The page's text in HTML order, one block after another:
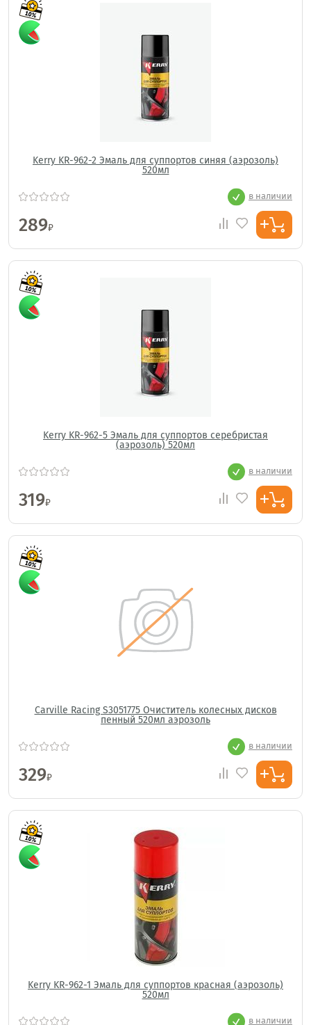
Kerry KR-962-2 Эмаль для суппортов синяя (аэрозоль)
520мл
в наличии
289₽
Kerry KR-962-5 Эмаль для суппортов серебристая
(аэрозоль) 520мл
в наличии
319₽
Carville Racing S3051775 Очиститель колесных дисков
пенный 520мл аэрозоль
в наличии
329₽
Kerry KR-962-1 Эмаль для суппортов красная (аэрозоль)
520мл
в наличии